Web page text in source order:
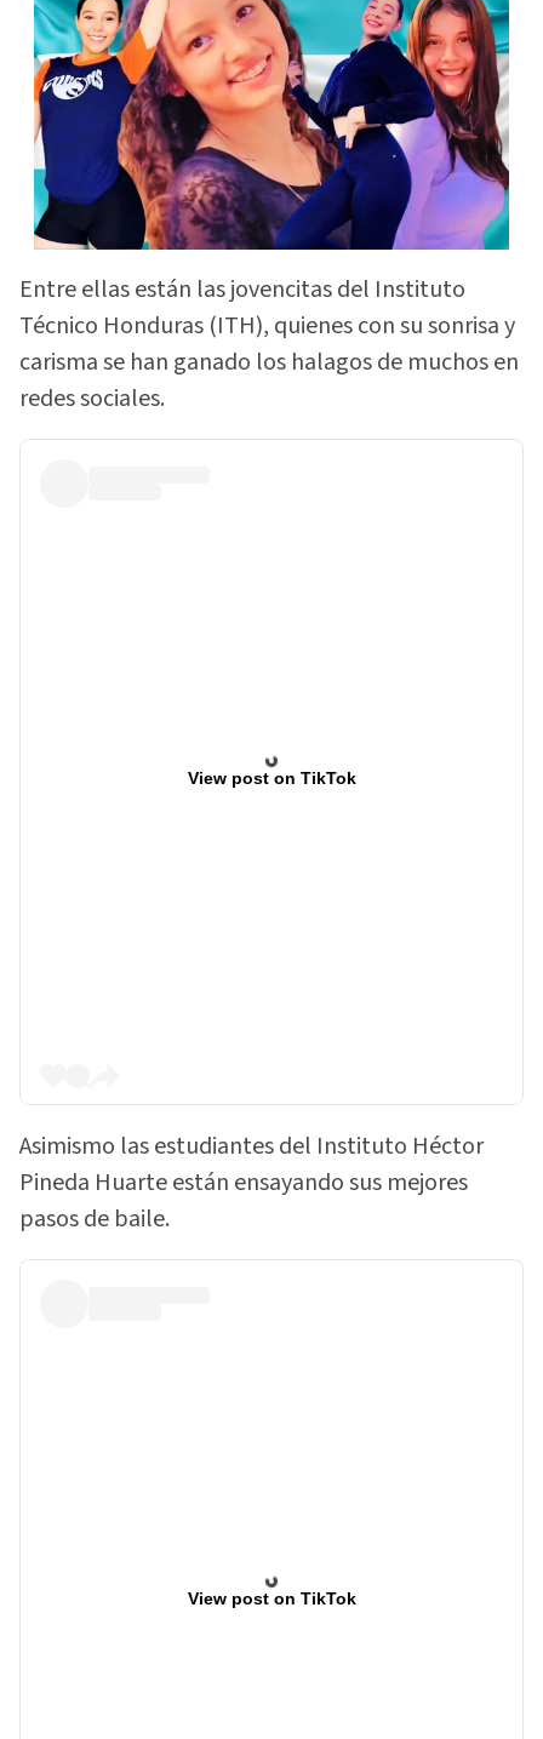
Entre ellas están las jovencitas del Instituto
Técnico Honduras (ITH), quienes con su sonrisa y
carisma se han ganado los halagos de muchos en
redes sociales.
View post on TikTok
Asimismo las estudiantes del Instituto Héctor
Pineda Huarte están ensayando sus mejores
pasos de baile.
View post on TikTok